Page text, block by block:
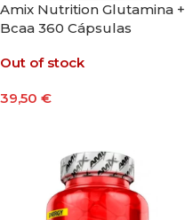
Amix Nutrition Glutamina +
Bcaa 360 Cápsulas
Out of stock
39,50 €